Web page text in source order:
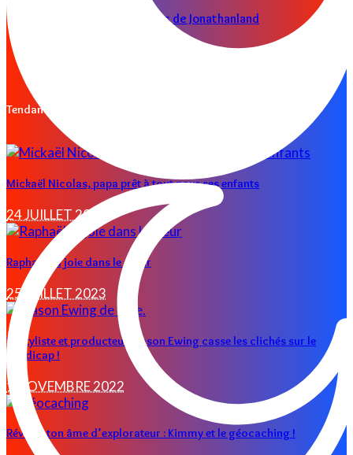
Les petits secrets de Jonathanland
Tendances
Mickaël Nicolas, papa prêt à tout pour ses enfants
24 JUILLET 2023
Raphaël, la joie dans le cœur
25 JUILLET 2023
Le styliste et producteur Mason Ewing casse les clichés sur le
handicap !
1 NOVEMBRE 2022
Réveille ton âme d’explorateur : Kimmy et le géocaching !